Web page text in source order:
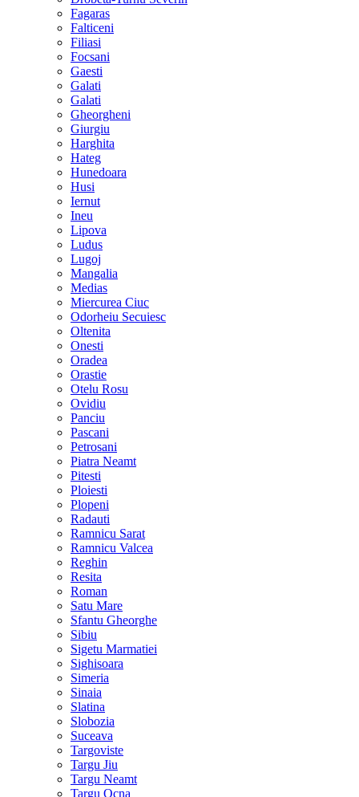
Fagaras
Falticeni
Filiasi
Focsani
Gaesti
Galati
Galati
Gheorgheni
Giurgiu
Harghita
Hateg
Hunedoara
Husi
Iernut
Ineu
Lipova
Ludus
Lugoj
Mangalia
Medias
Miercurea Ciuc
Odorheiu Secuiesc
Oltenita
Onesti
Oradea
Orastie
Otelu Rosu
Ovidiu
Panciu
Pascani
Petrosani
Piatra Neamt
Pitesti
Ploiesti
Plopeni
Radauti
Ramnicu Sarat
Ramnicu Valcea
Reghin
Resita
Roman
Satu Mare
Sfantu Gheorghe
Sibiu
Sigetu Marmatiei
Sighisoara
Simeria
Sinaia
Slatina
Slobozia
Suceava
Targoviste
Targu Jiu
Targu Neamt
Targu Ocna